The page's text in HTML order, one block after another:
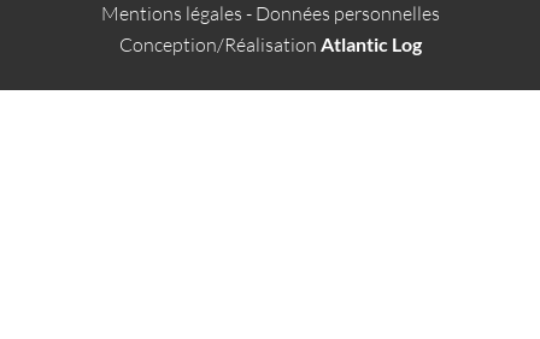
Mentions légales - Données personnelles
Conception/Réalisation Atlantic Log